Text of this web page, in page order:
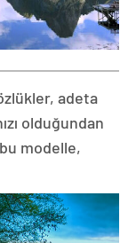
adeta
olduğundan
modelle,